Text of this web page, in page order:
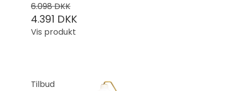
6.098 DKK
4.391 DKK
Vis produkt
Tilbud